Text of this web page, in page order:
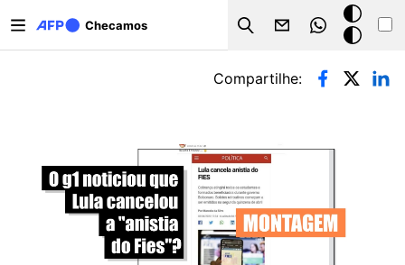
Checamos
Search
Modo
escuro
Abas primárias
Compartilhe: